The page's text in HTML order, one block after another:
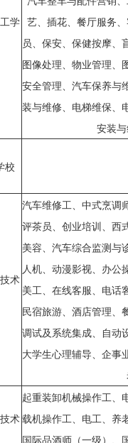
学 艺、插花、餐厅服务
员、保安、保健按摩、
图像处理、物业管理、
安全管理、汽车保养与
装与维修、电梯维保、
安装
校
术
汽车维修工、中式烹调
评茶员、创业培训、西
美容、汽车综合监测与
人机、动漫影视、办公
美工、在线客服、电话
民宿旅游、酒店管理、
调试及系统集成、自动
大学生心理辅导、企事
术
起重装卸机械操作工、
载机操作工、电工、养
国际品酒师（一级）、